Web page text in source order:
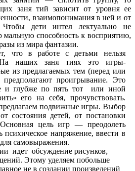
заня тий зависит от уровня ее
взаимопонимания в ней и от
Чтобы дети интел лектуально не
мальную способность к восприятию,
из мира фантазии.
что в работе с детьми нельзя
наших заня тиях это игры-
из предлагаемых тем (перед или
проигрывание. Это
и глубже по пять тот или иной
его на себя, прочувствовать.
подвижные игры. Выбор
состояния детей, от постановки
цель игр — преодолеть
психическое напряжение, ввести в
самовыражения.
идет обсуждение рисунков,
Этому уделяем побольше
не в создании произведений